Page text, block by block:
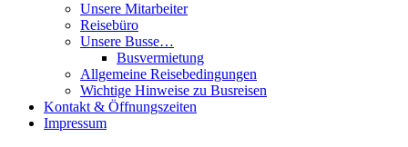
Unsere Mitarbeiter
Reisebüro
Unsere Busse…
Busvermietung
Allgemeine Reisebedingungen
Wichtige Hinweise zu Busreisen
Kontakt & Öffnungszeiten
Impressum